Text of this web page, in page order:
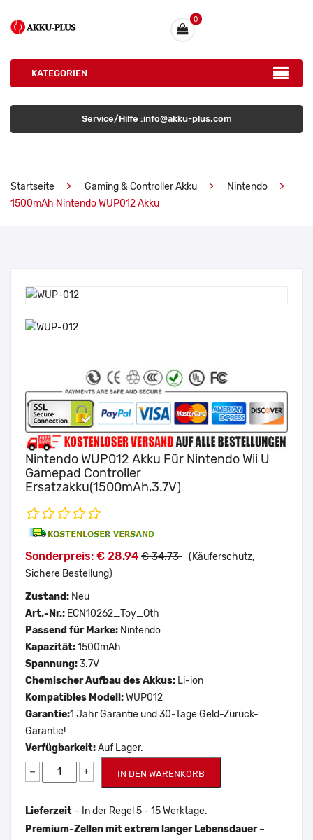
0
KATEGORIEN
Service/Hilfe :info@akku-plus.com
Startseite Gaming & Controller Akku
Nintendo
1500mAh Nintendo WUP012 Akku
Nintendo WUP012 Akku Für Nintendo Wii U
Gamepad Controller
Ersatzakku(1500mAh,3.7V)
Sonderpreis: € 28.94 € 34.73 (Käuferschutz,
Sichere Bestellung)
Zustand: Neu
Art.-Nr.: ECN10262_Toy_Oth
Passend für Marke: Nintendo
Kapazität:1500mAh
Spannung:3.7V
Chemischer Aufbau des Akkus: Li-ion
Kompatibles Modell:WUP012
Garantie:1 Jahr Garantie und 30-Tage Geld-Zurück-
Garantie!
Verfügbarkeit:Auf Lager.
− + IN DEN WARENKORB
Lieferzeit – In der Regel 5 - 15 Werktage.
Premium-Zellen mit extrem langer Lebensdauer–